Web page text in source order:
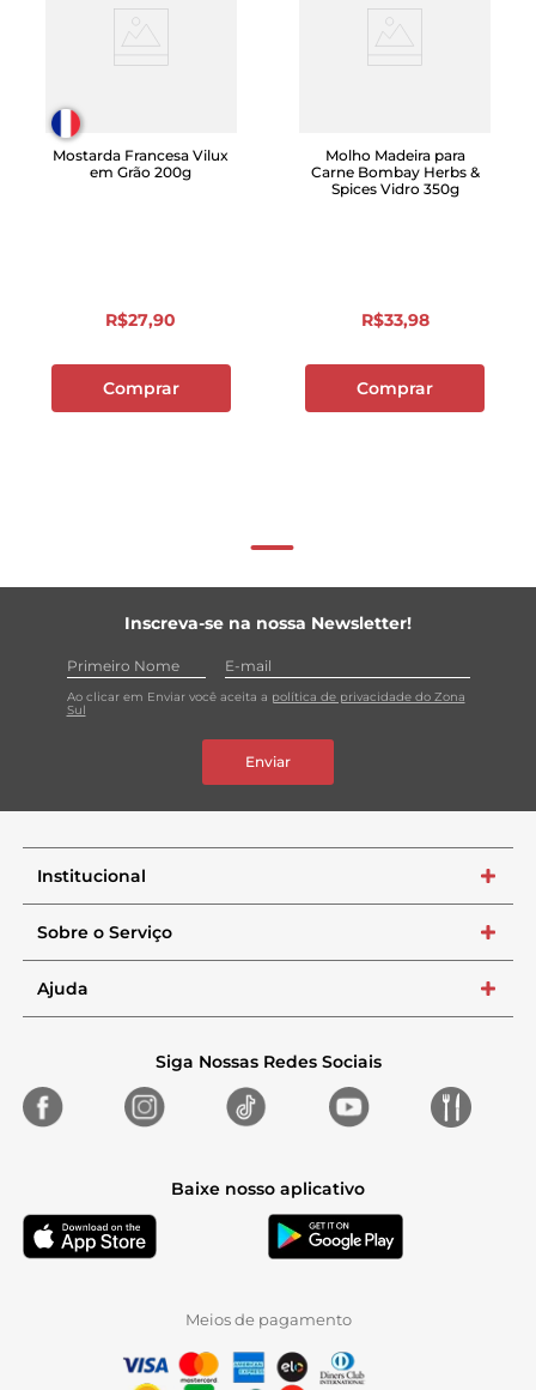
Mostarda Francesa Vilux
em Grão 200g
R$27,90
Comprar
Molho Madeira para
Carne Bombay Herbs &
Spices Vidro 350g
R$33,98
Comprar
Inscreva-se na nossa Newsletter!
Ao clicar em Enviar você aceita a política de privacidade do Zona
Sul
Enviar
Institucional +
Sobre o Serviço +
Ajuda +
Siga Nossas Redes Sociais
Baixe nosso aplicativo
Meios de pagamento